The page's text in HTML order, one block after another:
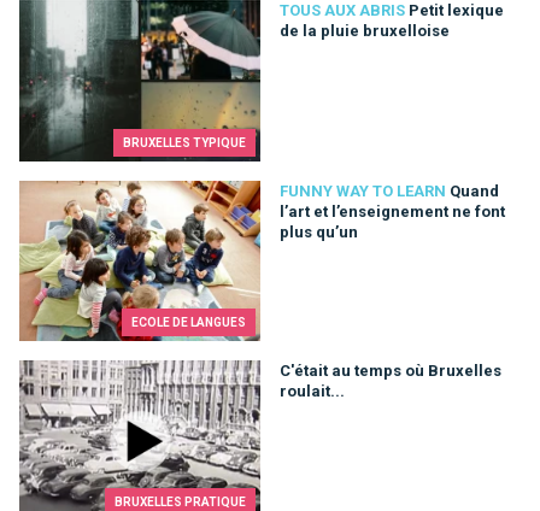
BRUXELLES TYPIQUE
TOUS AUX ABRIS Petit lexique
de la pluie bruxelloise
Petit lexique de la pluie bruxelloise
ECOLE DE LANGUES
FUNNY WAY TO LEARN Quand
l’art et l’enseignement ne font
plus qu’un
Quand l’art et l’enseignement ne font plus qu’un
BRUXELLES PRATIQUE
C'était au temps où Bruxelles
roulait...
C'était au temps où Bruxelles roulait...